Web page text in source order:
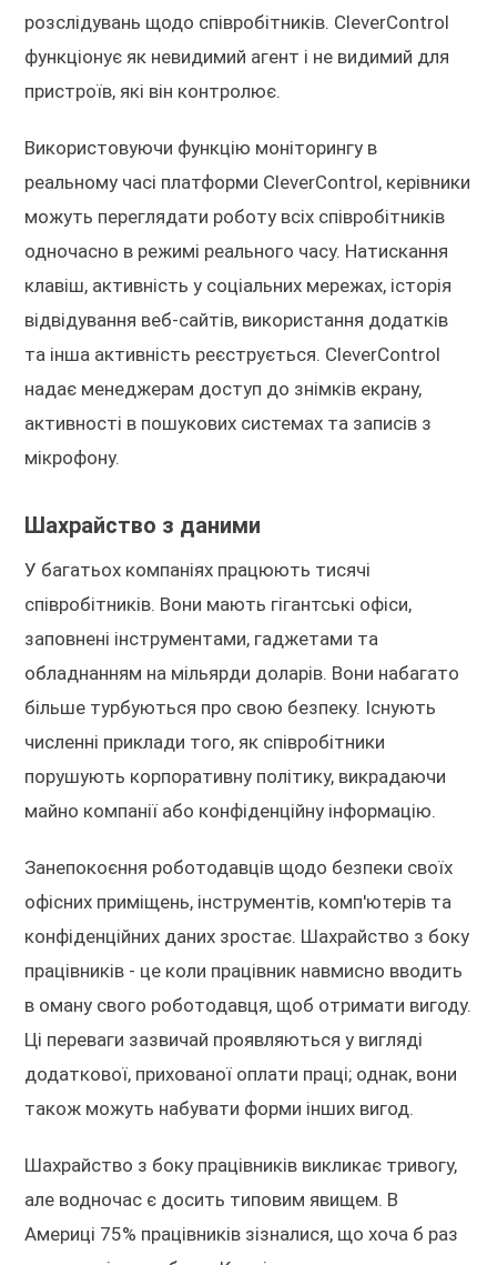
розслідувань щодо співробітників. CleverControl
функціонує як невидимий агент і не видимий для
пристроїв, які він контролює.
Використовуючи функцію моніторингу в
реальному часі платформи CleverControl, керівники
можуть переглядати роботу всіх співробітників
одночасно в режимі реального часу. Натискання
клавіш, активність у соціальних мережах, історія
відвідування веб-сайтів, використання додатків
та інша активність реєструється. CleverControl
надає менеджерам доступ до знімків екрану,
активності в пошукових системах та записів з
мікрофону.
Шахрайство з даними
У багатьох компаніях працюють тисячі
співробітників. Вони мають гігантські офіси,
заповнені інструментами, гаджетами та
обладнанням на мільярди доларів. Вони набагато
більше турбуються про свою безпеку. Існують
численні приклади того, як співробітники
порушують корпоративну політику, викрадаючи
майно компанії або конфіденційну інформацію.
Занепокоєння роботодавців щодо безпеки своїх
офісних приміщень, інструментів, комп'ютерів та
конфіденційних даних зростає. Шахрайство з боку
працівників - це коли працівник навмисно вводить
в оману свого роботодавця, щоб отримати вигоду.
Ці переваги зазвичай проявляються у вигляді
додаткової, прихованої оплати праці; однак, вони
також можуть набувати форми інших вигод.
Шахрайство з боку працівників викликає тривогу,
але водночас є досить типовим явищем. В
Америці 75% працівників зізналися, що хоча б раз